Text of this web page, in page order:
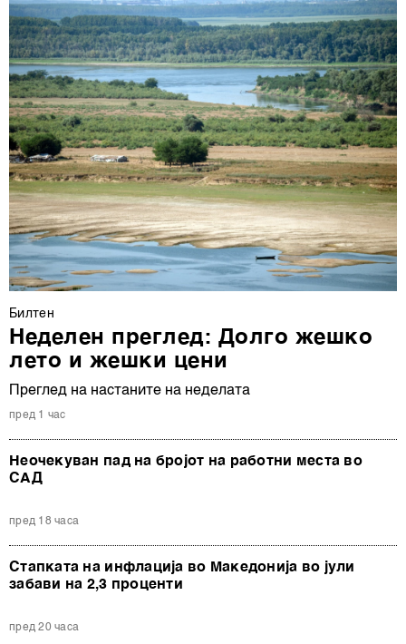
Билтен
Неделен преглед: Долго жешко
лето и жешки цени
Преглед на настаните на неделата
пред 1 час
Неочекуван пад на бројот на работни места во
САД
пред 18 часа
Стапката на инфлација во Македонија во јули
забави на 2,3 проценти
пред 20 часа